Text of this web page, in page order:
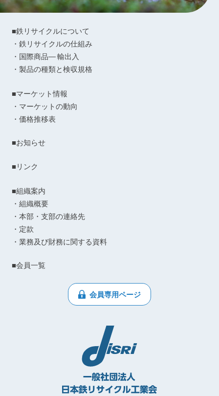
■鉄リサイクルについて
・鉄リサイクルの仕組み
・国際商品― 輸出入
・製品の種類と検収規格
■マーケット情報
・マーケットの動向
・価格推移表
■お知らせ
■リンク
■組織案内
・組織概要
・本部・支部の連絡先
・定款
・業務及び財務に関する資料
■会員一覧
会員専用ページ